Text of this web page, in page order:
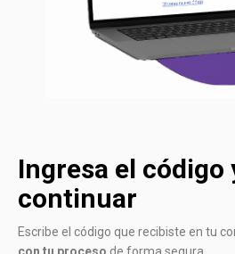
Ingresa el código
continuar
Escribe el código que recibiste en tu